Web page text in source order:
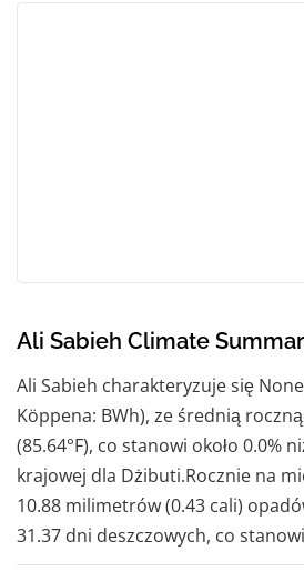
Ali Sabieh Climate
Ali Sabieh charakteryzuje się
Köppena: BWh), ze średnią
(85.64°F), co stanowi około 0.0%
krajowej dla Dżibuti.Rocznie na
10.88 milimetrów (0.43 cali)
31.37 dni deszczowych, co